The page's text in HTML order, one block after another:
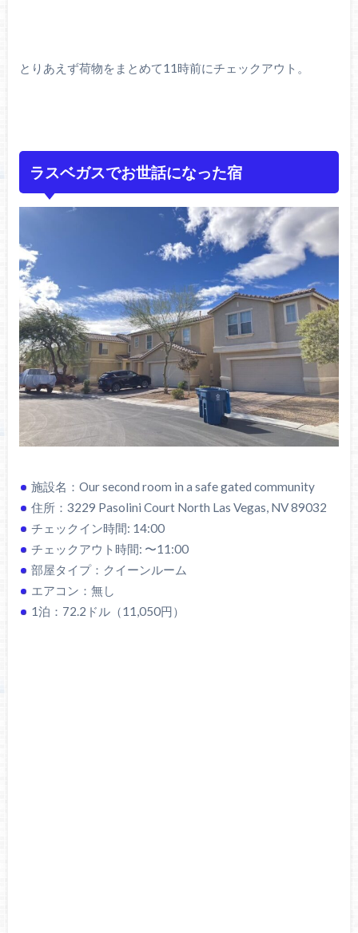
とりあえず荷物をまとめて11時前にチェックアウト。
ラスベガスでお世話になった宿
施設名：Our second room in a safe gated community
住所：3229 Pasolini Court North Las Vegas, NV 89032
チェックイン時間: 14:00
チェックアウト時間: 〜11:00
部屋タイプ：クイーンルーム
エアコン：無し
1泊：72.2ドル（11,050円）